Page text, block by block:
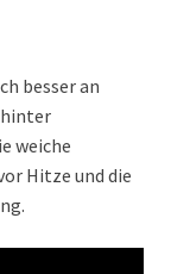
besser an
hinter
weiche
Hitze und die